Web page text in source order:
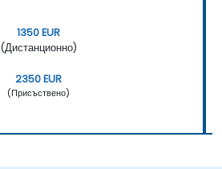
1350 EUR
(Дистанционно)
2350 EUR
(Присъствено)